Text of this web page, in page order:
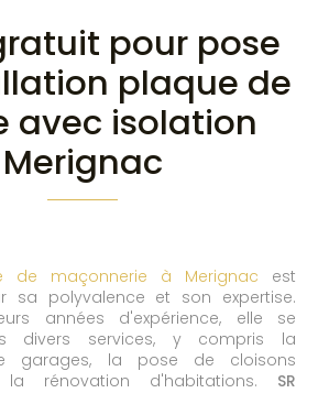
pour pose
plaque de
avec isolation
Merignac
de maçonnerie à Merignac est
sa polyvalence et son expertise.
années d'expérience, elle se
divers services, y compris la
garages, la pose de cloisons
rénovation d'habitations. SR